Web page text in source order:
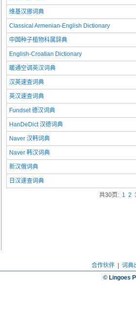
维基汉挪词典
Classical Armenian-English Dictionary
中国种子植物科属辞典
English-Croatian Dictionary
暖通空调英汉词典
汉英速查词典
英汉速查词典
Fundset 德汉词典
HanDeDict 汉德词典
Naver 汉韩词典
Naver 韩汉词典
新汉俄词典
日汉速查词典
共30页: 1 2
合作伙伴| 词典
© Lingoes